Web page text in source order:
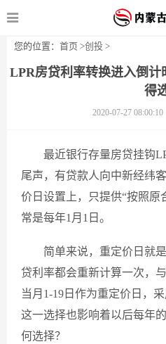
您的位置： 首页 >创投 >
LPR房贷利率转换进入倒
得
2020-07-27 08:00:10
最近银行存量房贷挂钩
尾声，有贷款人向中新经纬
价日设置上，只提供“按照原
常是每年1月1日。
简单来说，重定价日就
贷利率都会重新计算一次，
当月1-19日作为重定价日，
这一选择也影响着以后每年
何选择？